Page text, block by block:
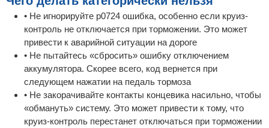
• Не игнорируйте p0724 ошибка, особенно если круиз-
контроль не отключается при торможении. Это может
привести к аварийной ситуации на дороге
• Не пытайтесь «сбросить» ошибку отключением
аккумулятора. Скорее всего, код вернется при
следующем нажатии на педаль тормоза
• Не закорачивайте контакты концевика насильно, чтобы
«обмануть» систему. Это может привести к тому, что
круиз-контроль перестанет отключаться при торможении